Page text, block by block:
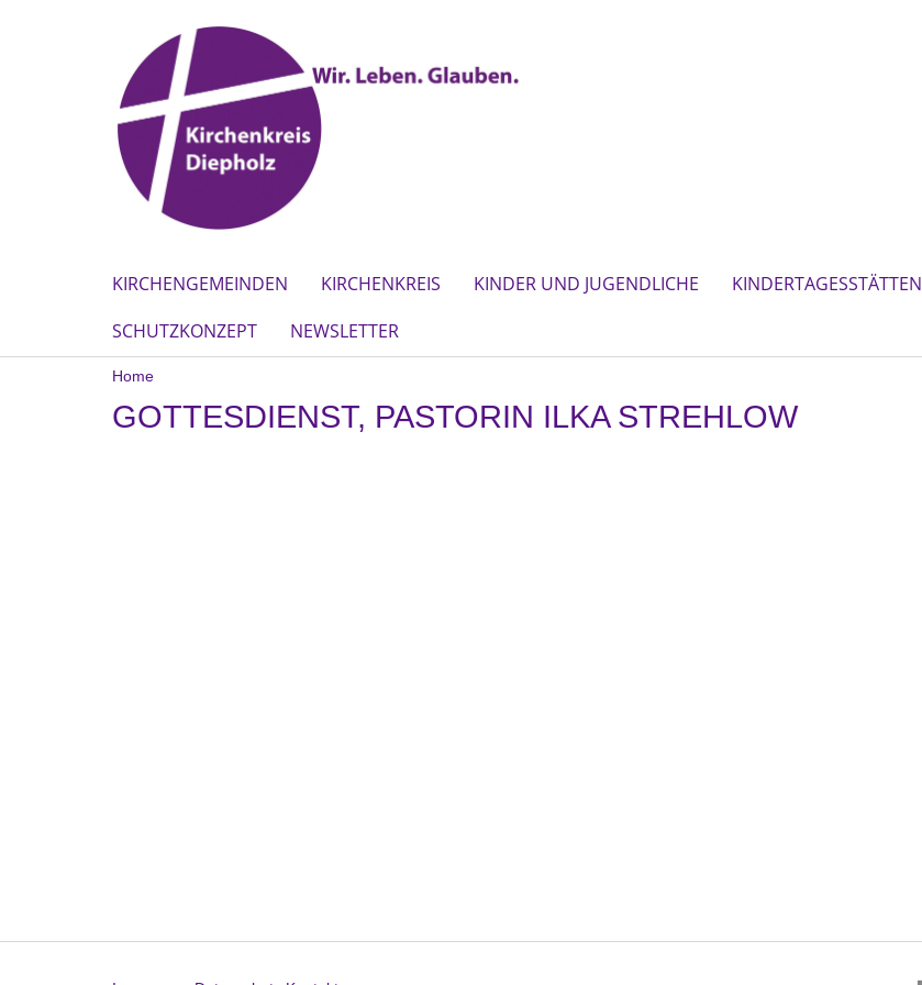
KIRCHENGEMEINDEN KIRCHENKREIS KINDER UND JUGENDLICHE KINDERTAGESSTÄTTEN
SCHUTZKONZEPT
NEWSLETTER
Home
GOTTESDIENST, PASTORIN ILKA STREHLOW